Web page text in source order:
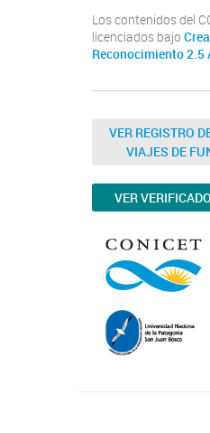
Los contenidos del
licenciados bajo
Reconocimiento 2.5
VER REGISTRO
VIAJES DE
VER